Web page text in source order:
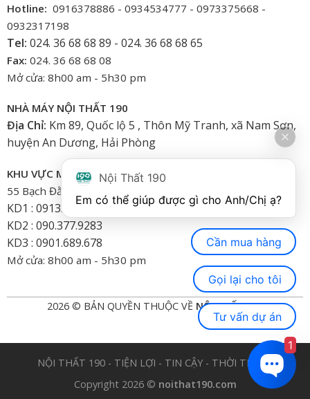
Hotline: 0916378886 - 0934534777 - 0973375668 -
0932317198
Tel: 024. 36 68 68 89 - 024. 36 68 68 65
Fax: 024. 36 68 68 08
Mở cửa: 8h00 am - 5h30 pm
NHÀ MÁY NỘI THẤT 190
Địa Chỉ: Km 89, Quốc lộ 5 , Thôn Mỹ Tranh, xã Nam Sơn,
huyện An Dương, Hải Phòng
KHU VỰC MIỀN NAM
55 Bạch Đằng, Phường 15, Bình Thạnh-HCM
KD1 : 0913.922.926
KD2 : 090.377.9283
KD3 : 0901.689.678
Mở cửa: 8h00 am - 5h30 pm
2026 © BẢN QUYỀN THUỘC VỀ NỘI THẤT 190
NỘI THẤT 190 - TIỆN LỢI - TIN CẬY - THỜI TRANG
Copyright 2026 © noithat190.com
Nội Thất 190
Cần mua hàng
Gọi lại cho tôi
Tư vấn dự án
1